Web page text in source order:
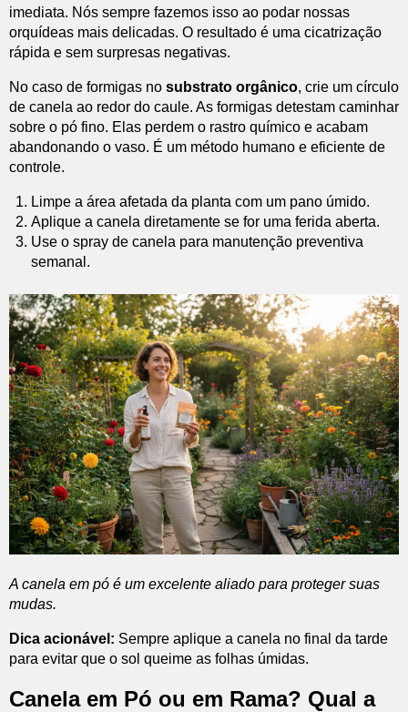
imediata. Nós sempre fazemos isso ao podar nossas
orquídeas mais delicadas. O resultado é uma cicatrização
rápida e sem surpresas negativas.
No caso de formigas no substrato orgânico, crie um círculo
de canela ao redor do caule. As formigas detestam caminhar
sobre o pó fino. Elas perdem o rastro químico e acabam
abandonando o vaso. É um método humano e eficiente de
controle.
Limpe a área afetada da planta com um pano úmido.
Aplique a canela diretamente se for uma ferida aberta.
Use o spray de canela para manutenção preventiva
semanal.
A canela em pó é um excelente aliado para proteger suas
mudas.
Dica acionável: Sempre aplique a canela no final da tarde
para evitar que o sol queime as folhas úmidas.
Canela em Pó ou em Rama? Qual a